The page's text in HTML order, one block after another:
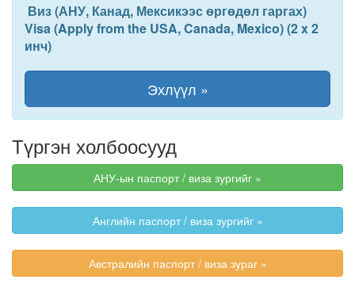
Виз (АНУ, Канад, Мексикээс өргөдөл гаргах)
Visa (Apply from the USA, Canada, Mexico) (2 x 2
инч)
Түргэн холбоосууд
АНУ-ын паспорт / виза зургийг »
Английн паспорт / виза зургийг »
Австралийн паспорт / виза зураг »